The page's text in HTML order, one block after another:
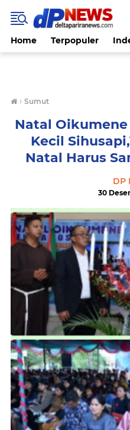
Home Terpopuler
› Sumut
Natal Oikumene
Kecil
Natal Harus
DP
30